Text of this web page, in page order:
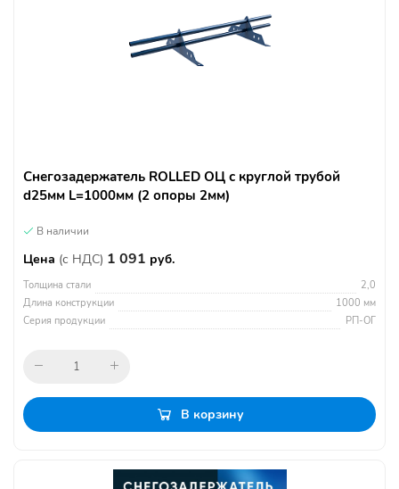
Снегозадержатель ROLLED ОЦ с круглой трубой
d25мм L=1000мм (2 опоры 2мм)
В наличии
Цена (с НДС) 1 091 руб.
Толщина стали
2,0
Длина конструкции
1000 мм
Серия продукции
РП-ОГ
В корзину